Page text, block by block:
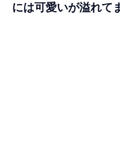
には可愛いが溢れて